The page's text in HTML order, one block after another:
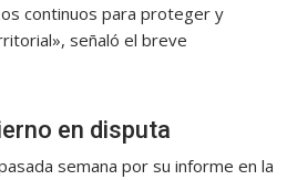
continuos para proteger y
señaló el breve
en disputa
semana por su informe en la